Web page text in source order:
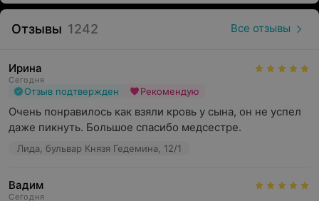
исследований:
гормональные исследования;
исследования гематологического направления;
гормональные исследования;
исследования иммунологического направления;
цитологические исследования;
Отзывы 1242 Все отзывы
Ирина
Сегодня
Отзыв подтвержден Рекомендую
Очень понравилось как взяли кровь у сына, он не успел
даже пикнуть. Большое спасибо медсестре.
Лида, бульвар Князя Гедемина, 12/1
Вадим
Сегодня